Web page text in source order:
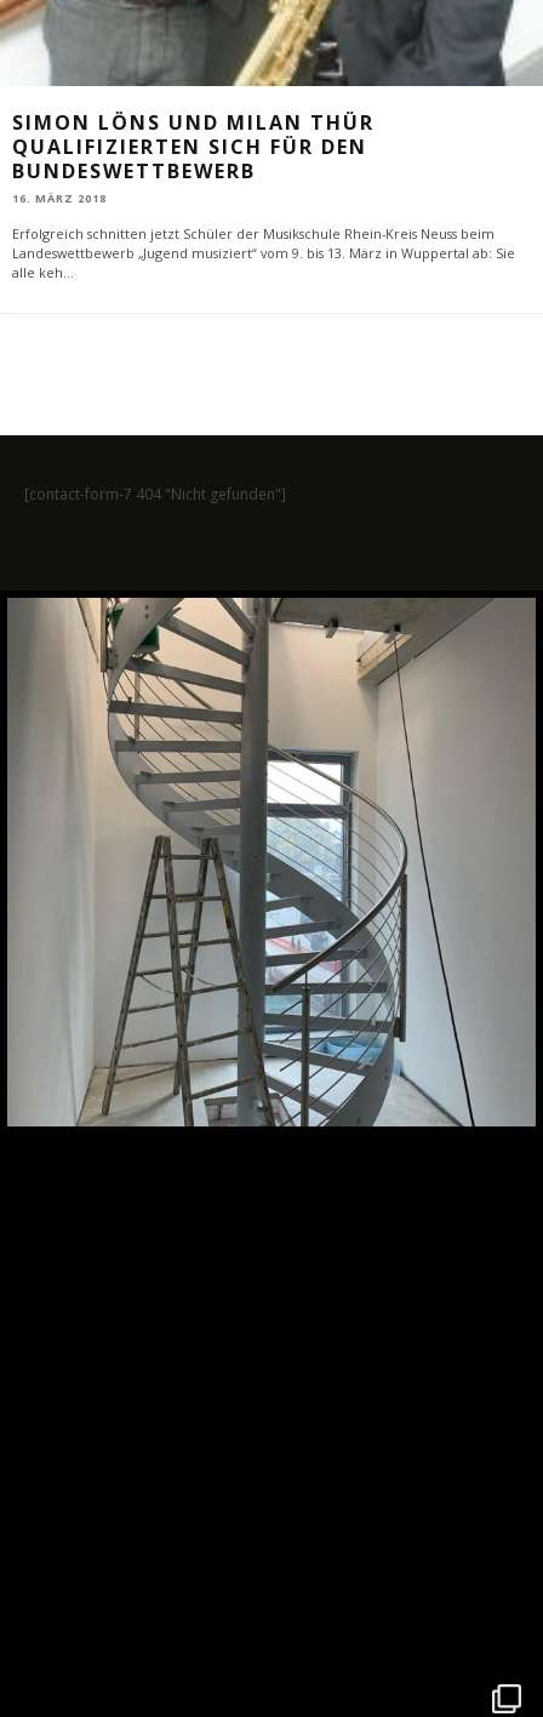
SIMON LÖNS UND MILAN THÜR
QUALIFIZIERTEN SICH FÜR DEN
BUNDESWETTBEWERB
16. MÄRZ 2018
Erfolgreich schnitten jetzt Schüler der Musikschule Rhein-Kreis Neuss beim
Landeswettbewerb „Jugend musiziert“ vom 9. bis 13. März in Wuppertal ab: Sie
alle keh
[contact-form-7 404 "Nicht gefunden"]